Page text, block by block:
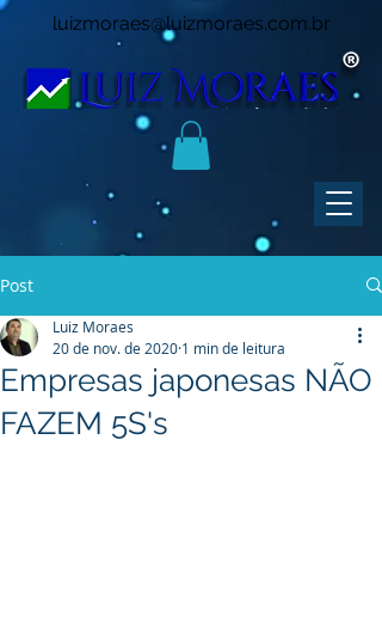
luizmoraes@luizmoraes.com.br
Post
Empresas japonesas NÃO
FAZEM 5S's
Luiz Moraes
20 de nov. de 2020 1 min de leitura